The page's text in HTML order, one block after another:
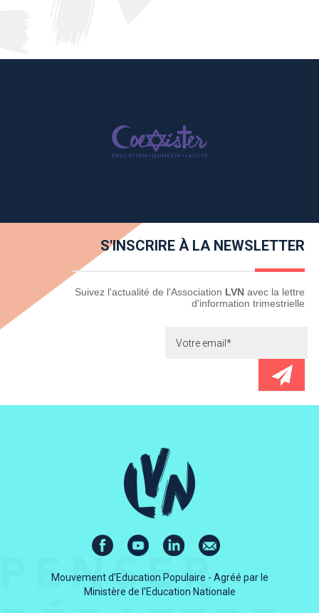
S'INSCRIRE À LA NEWSLETTER
Newsletter Suivez l'actualité de l'Association LVN avec la lettre
d'information trimestrielle
Mouvement d'Education Populaire - Agréé par le
Ministère de l’Education Nationale